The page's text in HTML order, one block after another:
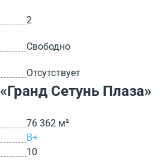
2
Свободно
Отсутствует
«Гранд Сетунь Плаза»
76 362 м²
B+
10